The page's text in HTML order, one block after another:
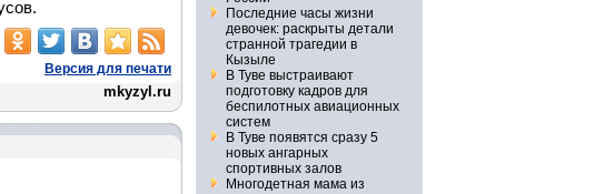
Версия для печати
mkyzyl.ru
Последние часы жизни
девочек: раскрыты детали
странной трагедии в
Кызыле
В Туве выстраивают
подготовку кадров для
беспилотных авиационных
систем
В Туве появятся сразу 5
новых ангарных
спортивных залов
Многодетная мама из